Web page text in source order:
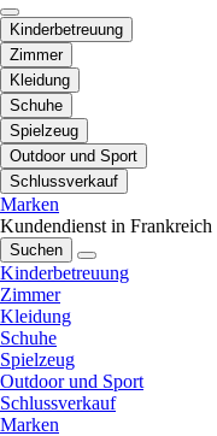
Kinderbetreuung
Zimmer
Kleidung
Schuhe
Spielzeug
Outdoor und Sport
Schlussverkauf
Marken
Kundendienst in Frankreich
Suchen
Kinderbetreuung
Zimmer
Kleidung
Schuhe
Spielzeug
Outdoor und Sport
Schlussverkauf
Marken